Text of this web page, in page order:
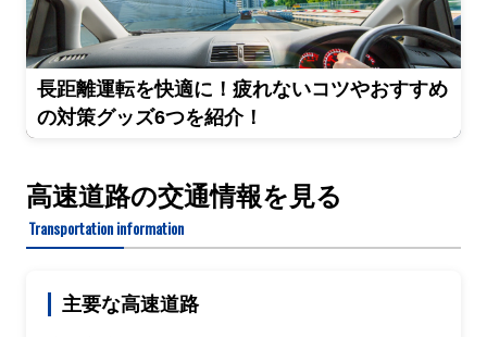
長距離運転を快適に！疲れないコツやおすすめ
の対策グッズ6つを紹介！
高速道路の交通情報を見る
Transportation information
主要な高速道路